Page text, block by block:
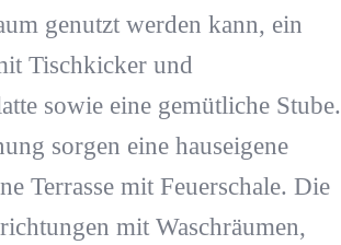
genutzt werden kann, ein
Tischkicker und
sowie eine gemütliche Stube.
sorgen eine hauseigene
Terrasse mit Feuerschale. Die
mit Waschräumen,